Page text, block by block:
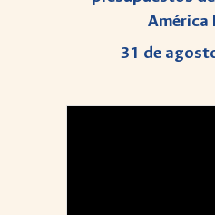
América
31 de